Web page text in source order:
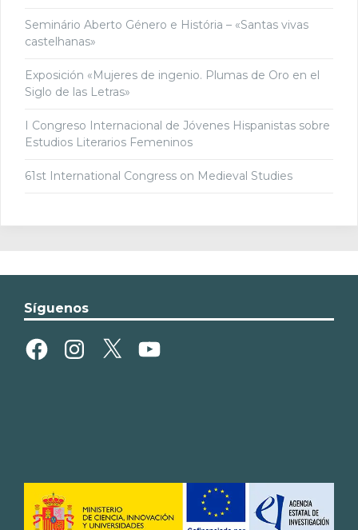
Seminário Aberto Género e História – «Santas vivas
castelhanas»
Exposición «Mujeres de ingenio. Plumas de Oro en el
Siglo de las Letras»
I Congreso Internacional de Jóvenes Hispanistas sobre
Estudios Literarios Femeninos
61st International Congress on Medieval Studies
Síguenos
FacebookInstagram
X YouTube